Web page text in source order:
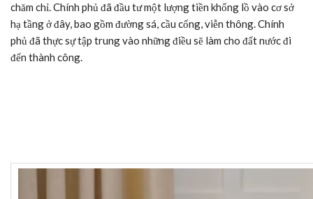
chăm chỉ. Chính phủ đã đầu tư một lượng tiền khổng lồ vào cơ sở
hạ tầng ở đây, bao gồm đường sá, cầu cống, viễn thông. Chính
phủ đã thực sự tập trung vào những điều sẽ làm cho đất nước đi
đến thành công.